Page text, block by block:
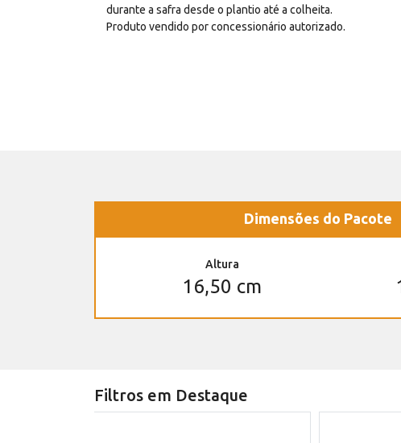
durante a safra desde o plantio até a colheita.
Produto vendido por concessionário autorizado.
Dimensões do Pacote
Altura
16,50 cm
Filtros em Destaque